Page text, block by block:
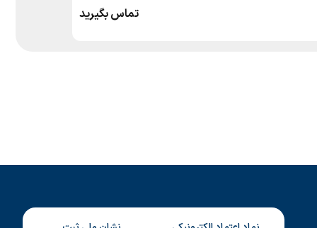
تماس بگیرید